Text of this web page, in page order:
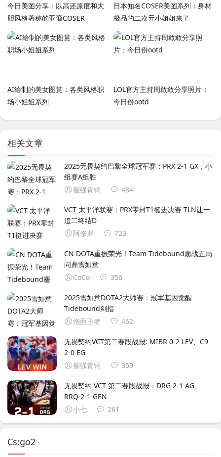
今日美图分享：以高还原度和大
胆风格著称的亚裔COSER
boomboom_arisa
日本知名COSER美图系列：身材
极品的二次元小姐姐来了
AI绘制的美女图赏：各类风格职
场小姐姐系列
LOL官方主持周敢敢分享照片：
今日份ootd️
相关文章
2025无畏契约巴黎全球冠军赛：PRX 2-1 GX，小
组赛A组胜
倔强青铜
484
VCT 太平洋联赛：PRX零封T1挺进决赛 TLN让一
追二终结D
阿修罗
723
CN DOTA重振荣光！Team Tidebound鏖战五局
问鼎雪如意
CoCo
356
2025雪如意DOTA2大师赛：冠军基因觉醒
Tidebound剑指
泡面王者
462
无畏契约VCT第二赛段战报: MIBR 0-2 LEV、C9
2-0 EG
倔强青铜
359
无畏契约 VCT 第二赛段战报：DRG 2-1 AG、
RRQ 2-1 GEN
小七
261
Cs:go2